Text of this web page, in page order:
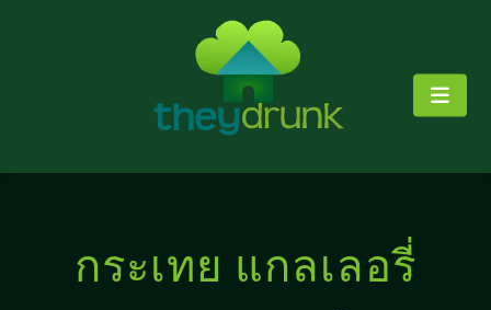
กระเทย แกลเลอรี่